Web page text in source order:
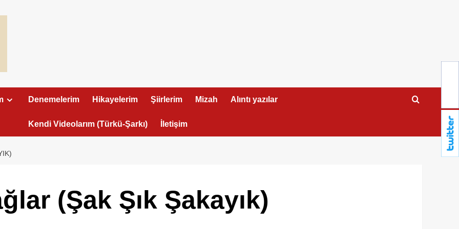
Denemelerim Hikayelerim Şiirlerim Mizah Alıntı yazılar
Kendi Videolarım (Türkü-Şarkı) İletişim
(Şak Şık Şakayık)